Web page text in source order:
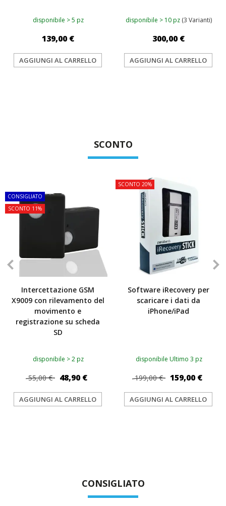
disponibile > 5 pz
139,00 €
AGGIUNGI AL CARRELLO
disponibile > 10 pz (3 Varianti)
300,00 €
AGGIUNGI AL CARRELLO
SCONTO
CONSIGLIATO
SCONTO 11%
Intercettazione GSM
X9009 con rilevamento del
movimento e
registrazione su scheda
SD
disponibile > 2 pz
55,00 € 48,90 €
AGGIUNGI AL CARRELLO
SCONTO 20%
Software iRecovery per
scaricare i dati da
iPhone/iPad
disponibile Ultimo 3 pz
199,00 € 159,00 €
AGGIUNGI AL CARRELLO
CONSIGLIATO